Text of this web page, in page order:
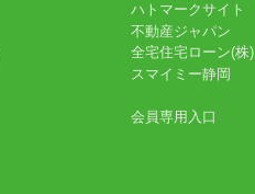
ハトマークサイト
不動産ジャパン
全宅住宅ローン(株)
スマイミー静岡
会員専用入口